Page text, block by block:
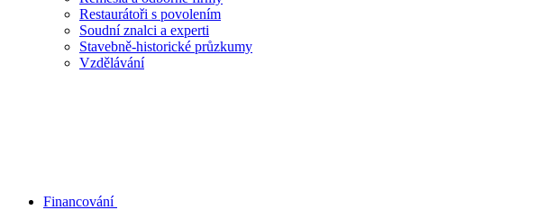
Restaurátoři s povolením
Soudní znalci a experti
Stavebně-historické průzkumy
Vzdělávání
Financování